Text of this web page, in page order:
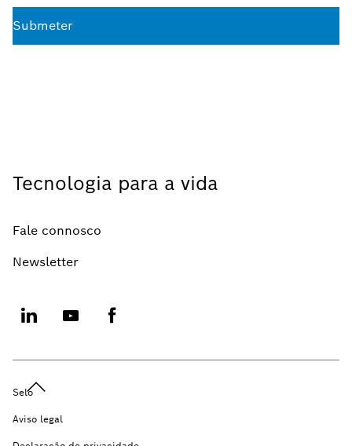
Submeter
Tecnologia para a vida
Fale connosco
Newsletter
Selo
Aviso legal